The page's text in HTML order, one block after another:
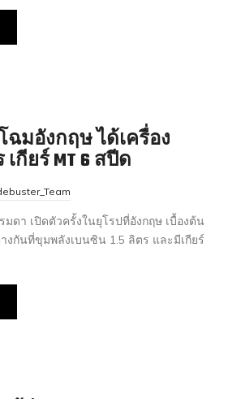
โฉมอังกฤษ ได้เครื่อง
กียร์ MT 6 สปีด
มดา เปิดตัวครั้งในยุโรปที่อังกฤษ เบื้องต้น
งกันที่ขุมพลังเบนซิน 1.5 ลิตร และมีเกียร์